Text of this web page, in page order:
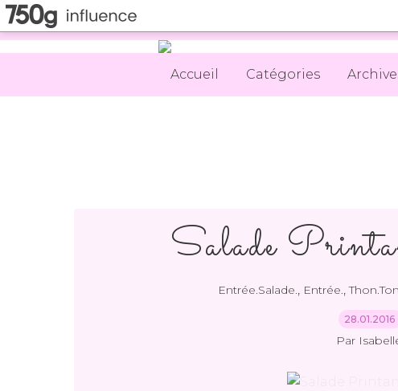
Accueil Catégories
Salade
Entrée.Salade., Entrée.,
28.01.2016
Par